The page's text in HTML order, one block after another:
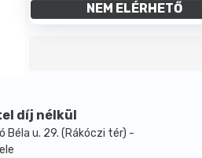
NEM ELÉRHETŐ
díj nélkül
Béla u. 29. (Rákóczi tér) -